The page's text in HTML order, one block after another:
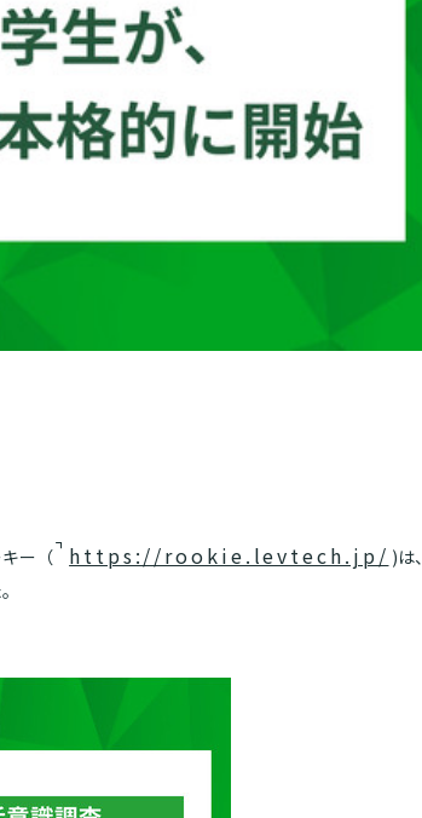
ー（ https://rookie.levtech.jp/ )は、